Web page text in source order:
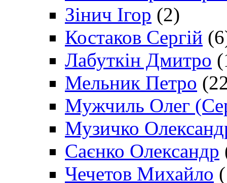
Зінич Ігор (2)
Костаков Сергій
Лабуткін Дмитро
Мельник Петро
Мужчиль Олег
Музичко
Саєнко Олександр
Чечетов Михайло